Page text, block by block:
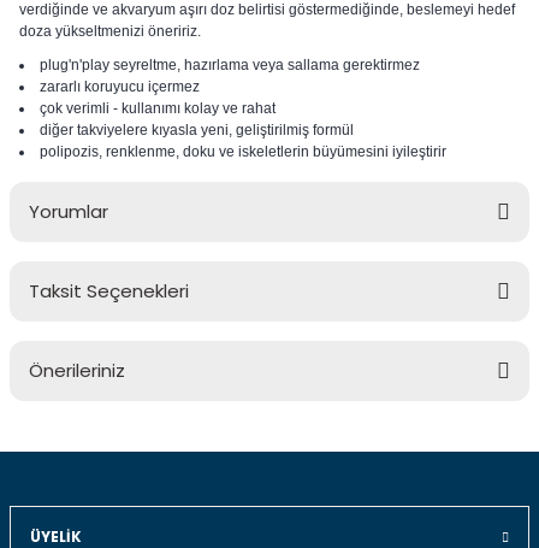
verdiğinde ve akvaryum aşırı doz belirtisi göstermediğinde, beslemeyi hedef
doza yükseltmenizi öneririz.
plug'n'play seyreltme, hazırlama veya sallama gerektirmez
zararlı koruyucu içermez
çok verimli - kullanımı kolay ve rahat
diğer takviyelere kıyasla yeni, geliştirilmiş formül
polipozis, renklenme, doku ve iskeletlerin büyümesini iyileştirir
Yorumlar
Taksit Seçenekleri
Önerileriniz
Bu ürünün fiyat bilgisi, resim, ürün açıklamalarında ve diğer
kullanarak tarafımıza iletebilirsiniz.
Görüş ve önerileriniz için teşekkür ederiz.
ÜYELIK